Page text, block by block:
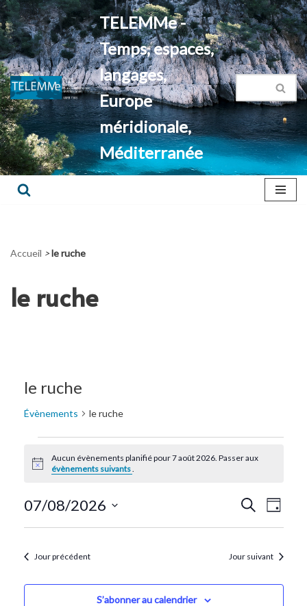
Aller
au
contenu
TELEMMe -
Temps, espaces,
langages,
Europe
méridionale,
Méditerranée
Accueil >le ruche
le ruche
le ruche
Évènements le ruche
Notice
Aucun évènements planifié pour 7 août 2026. Passer aux
évènements suivants.
et
de
Recherche
de
vues
Jour
07/08/2026
date.Jour précédent Jour suivant
S’abonner au calendrier